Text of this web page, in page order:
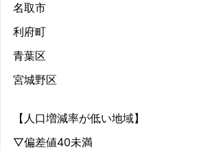
名取市
利府町
青葉区
宮城野区
【人口増減率が低い地域】
▽偏差値40未満